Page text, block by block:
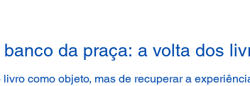
banco da praça: a volta dos
como objeto, mas de recuperar a